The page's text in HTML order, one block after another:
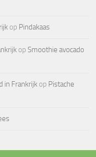
op Pindakaas
op Smoothie avocado
in Frankrijk op Pistache